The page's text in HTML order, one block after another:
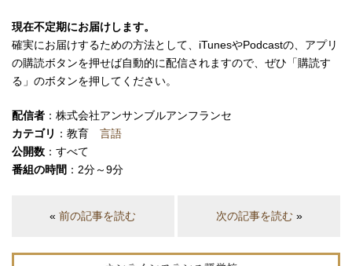
現在不定期にお届けします。
確実にお届けするための方法として、iTunesやPodcastの、アプリ
の購読ボタンを押せば自動的に配信されますので、ぜひ「購読す
る」のボタンを押してください。
配信者 ：株式会社アンサンブルアンフランセ
カテゴリ ：教育 言語
公開数 ：すべて
番組の時間 ：2分～9分
«前の記事を読む 次の記事を読む»